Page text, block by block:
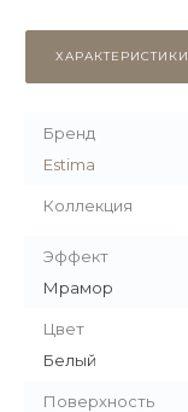
ХАРАКТЕРИСТИКИ
Бренд
Estima
Коллекция
Эффект
Мрамор
Цвет
Белый
Поверхность